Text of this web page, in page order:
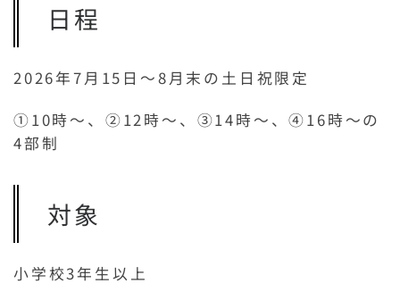
日程
2026年7月15日〜8月末の土日祝限定
①10時～、②12時～、③14時～、④16時～の
4部制
対象
小学校3年生以上